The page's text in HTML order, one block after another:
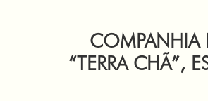
COMPANHIA
“TERRA CHÃ”,